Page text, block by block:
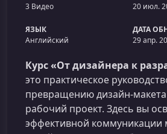
3 Видео
20 июл.
ЯЗЫК
Английский
ДАТА
29 апр.
Курс «От дизайнера к
это практическое
превращению дизайн-
рабочий проект. Здесь вы
эффективной коммуникации